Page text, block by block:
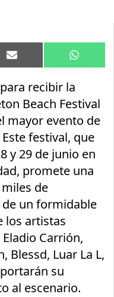
Compartir
en
Email
en
recibir la
Beach Festival
mayor evento de
festival, que
y 29 de junio en
promete una
de
un formidable
los artistas
Carrión,
Blessd, Luar La L,
su
al escenario.